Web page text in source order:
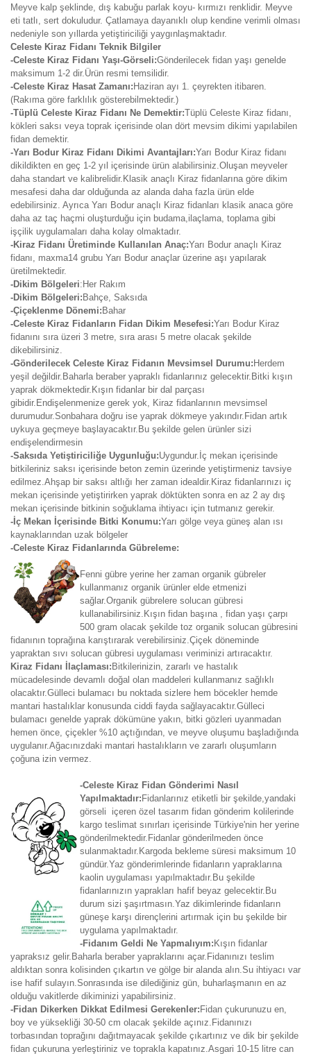
Meyve kalp şeklinde, dış kabuğu parlak koyu- kırmızı renklidir. Meyve
eti tatlı, sert dokuludur. Çatlamaya dayanıklı olup kendine verimli olması
nedeniyle son yıllarda yetiştiriciliği yaygınlaşmaktadır.
Celeste Kiraz Fidanı Teknik Bilgiler
-Celeste Kiraz Fidanı Yaşı-Görseli:Gönderilecek fidan yaşı genelde
maksimum 1-2 dir.Ürün resmi temsilidir.
-Celeste Kiraz Hasat Zamanı: Haziran ayı 1. çeyrekten itibaren.
(Rakıma göre farklılık gösterebilmektedir.)
-Tüplü Celeste Kiraz Fidanı Ne Demektir:Tüplü Celeste Kiraz fidanı,
kökleri saksı veya toprak içerisinde olan dört mevsim dikimi yapılabilen
fidan demektir.
-Yarı Bodur Kiraz Fidanı Dikimi Avantajları:Yarı Bodur Kiraz fidanı
dikildikten en geç 1-2 yıl içerisinde ürün alabilirsiniz.Oluşan meyveler
daha standart ve kalibrelidir.Klasik anaçlı Kiraz fidanlarına göre dikim
mesafesi daha dar olduğunda az alanda daha fazla ürün elde
edebilirsiniz. Ayrıca Yarı Bodur anaçlı Kiraz fidanları klasik anaca göre
daha az taç haçmi oluşturduğu için budama,ilaçlama, toplama gibi
işçilik uygulamaları daha kolay olmaktadır.
-Kiraz Fidanı Üretiminde Kullanılan Anaç:Yarı Bodur anaçlı Kiraz
fidanı, maxma14 grubu Yarı Bodur anaçlar üzerine aşı yapılarak
üretilmektedir.
-Dikim Bölgeleri:Her Rakım
-Dikim Bölgeleri: Bahçe, Saksıda
-Çiçeklenme Dönemi: Bahar
-Celeste Kiraz Fidanların Fidan Dikim Mesefesi:Yarı Bodur Kiraz
fidanını sıra üzeri 3 metre, sıra arası 5 metre olacak şekilde
dikebilirsiniz.
-Gönderilecek Celeste Kiraz Fidanın Mevsimsel Durumu: Herdem
yeşil değildir.Baharla beraber yapraklı fidanlarınız gelecektir.Bitki kışın
yaprak dökmektedir.Kışın fidanlar bir dal parçası
gibidir.Endişelenmenize gerek yok, Kiraz fidanlarının mevsimsel
durumudur.Sonbahara doğru ise yaprak dökmeye yakındır.Fidan artık
uykuya geçmeye başlayacaktır.Bu şekilde gelen ürünler sizi
endişelendirmesin
-Saksıda Yetiştiriciliğe Uygunluğu:Uygundur.İç mekan içerisinde
bitkileriniz saksı içerisinde beton zemin üzerinde yetiştirmeniz tavsiye
edilmez.Ahşap bir saksı altlığı her zaman idealdir.Kiraz fidanlarınızı iç
mekan içerisinde yetiştirirken yaprak döktükten sonra en az 2 ay dış
mekan içerisinde bitkinin soğuklama ihtiyacı için tutmanız gerekir.
-İç Mekan İçerisinde Bitki Konumu:Yarı gölge veya güneş alan ısı
kaynaklarından uzak bölgeler
-Celeste Kiraz Fidanlarında Gübreleme:
Fenni gübre yerine her zaman organik gübreler
kullanmanız organik ürünler elde etmenizi
sağlar.Organik gübrelere solucan gübresi
kullanabilirsiniz.Kışın fidan başına , fidan yaşı çarpı
500 gram olacak şekilde toz organik solucan gübresini
fidanının toprağına karıştırarak verebilirsiniz.Çiçek döneminde
yapraktan sıvı solucan gübresi uygulaması veriminizi artıracaktır.
Kiraz Fidanı İlaçlaması: Bitkilerinizin, zararlı ve hastalık
mücadelesinde devamlı doğal olan maddeleri kullanmanız sağlıklı
olacaktır.Gülleci bulamacı bu noktada sizlere hem böcekler hemde
mantari hastalıklar konusunda ciddi fayda sağlayacaktır.Gülleci
bulamacı genelde yaprak dökümüne yakın, bitki gözleri uyanmadan
hemen önce, çiçekler %10 açtığından, ve meyve oluşumu başladığında
uygulanır.Ağacınızdaki mantari hastalıkların ve zararlı oluşumların
çoğuna izin vermez.
-Celeste Kiraz Fidan Gönderimi Nasıl
Yapılmaktadır: Fidanlarınız etiketli bir şekilde,yandaki
görseli içeren özel tasarım fidan gönderim kolilerinde
kargo teslimat sınırları içerisinde Türkiye'nin her yerine
gönderilmektedir.Fidanlar gönderilmeden önce
sulanmaktadır.Kargoda bekleme süresi maksimum 10
gündür.Yaz gönderimlerinde fidanların yapraklarına
kaolin uygulaması yapılmaktadır.Bu şekilde
fidanlarınızın yaprakları hafif beyaz gelecektir.Bu
durum sizi şaşırtmasın.Yaz dikimlerinde fidanların
güneşe karşı dirençlerini artırmak için bu şekilde bir
uygulama yapılmaktadır.
-Fidanım Geldi Ne Yapmalıyım: Kışın fidanlar
yapraksız gelir.Baharla beraber yapraklarını açar.Fidanınızı teslim
aldıktan sonra kolisinden çıkartın ve gölge bir alanda alın.Su ihtiyacı var
ise hafif sulayın.Sonrasında ise dilediğiniz gün, buharlaşmanın en az
olduğu vakitlerde dikiminizi yapabilirsiniz.
-Fidan Dikerken Dikkat Edilmesi Gerekenler: Fidan çukurunuzu en,
boy ve yüksekliği 30-50 cm olacak şekilde açınız.Fidanınızı
torbasından toprağını dağıtmayacak şekilde çıkartınız ve dik bir şekilde
fidan çukuruna yerleştiriniz ve toprakla kapatınız.Asgari 10-15 litre can